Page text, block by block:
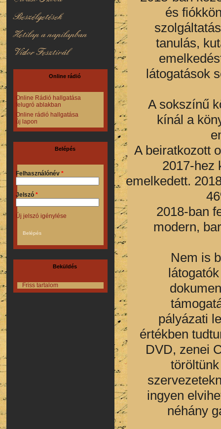
Beszélgetések
Hetilap a napilapban
Vidor Fesztivál
Online rádió
Online Rádió hallgatása
felugró ablakban
Online rádió hallgatása
új lapon
Belépés
Felhasználónév *
Jelszó *
Új jelszó igénylése
Beküldés
Friss tartalom
és
tanulás,
látogatások
A sokszínű
kínál a
A beiratkozott
2017-hez
emelkedett.
2018-ban
modern,
Nem is
pályázati
értékben
DVD, zenei
ingyen
néhány